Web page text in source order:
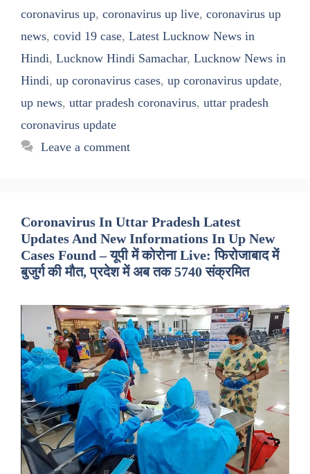
coronavirus up, coronavirus up live, coronavirus up
news, covid 19 case, Latest Lucknow News in
Hindi, Lucknow Hindi Samachar, Lucknow News in
Hindi, up coronavirus cases, up coronavirus update,
up news, uttar pradesh coronavirus, uttar pradesh
coronavirus update
Leave a comment
Coronavirus In Uttar Pradesh Latest
Updates And New Informations In Up New
Cases Found – यूपी में कोरोना Live: फिरोजाबाद में
बुजुर्ग की मौत, प्रदेश में अब तक 5740 संक्रमित